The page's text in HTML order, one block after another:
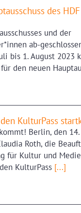
des
und der
ab-
bis 1. August 2023
den neuen
KulturPass
Berlin, den
Roth, die
für Kultur und
KulturPass[...]